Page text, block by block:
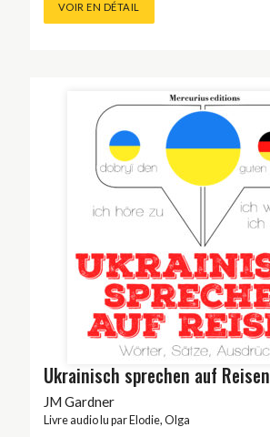
VOIR EN DÉTAIL
Ukrainisch sprechen auf Reisen
JM Gardner
Livre audio lu par Elodie, Olga